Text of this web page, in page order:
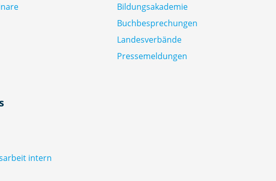
Bildungsakademie
Buchbesprechungen
Landesverbände
Pressemeldungen
intern